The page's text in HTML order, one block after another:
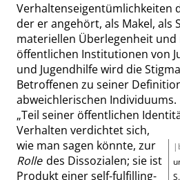
Verhaltenseigentümlichkeiten
der er angehört, als Makel, als
materiellen Überlegenheit
öffentlichen Institutionen von
und Jugendhilfe wird die
Betroffenen zu seiner
abweichlerischen
„Teil seiner öffentlichen
Verhalten verdichtet sich,
wie man sagen könnte, zur
Rolle des Dissozialen; sie ist
Produkt einerself-fulfilling-